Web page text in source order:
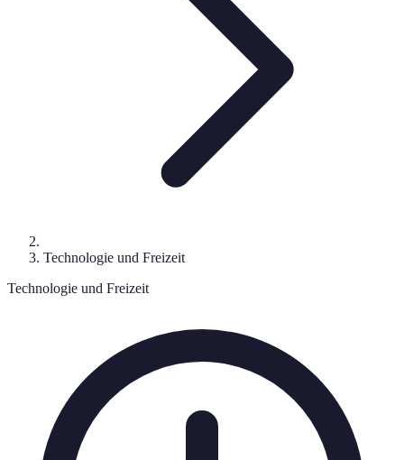
Technologie und Freizeit
Technologie und Freizeit